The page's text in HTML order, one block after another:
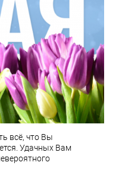
всё, что Вы
Удачных Вам